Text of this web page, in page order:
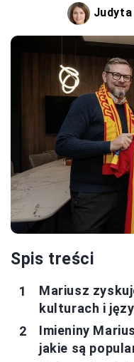
Spis treści
Mariusz
kulturach i
Imieniny
jakie są